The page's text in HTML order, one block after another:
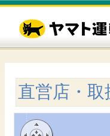
直営店・